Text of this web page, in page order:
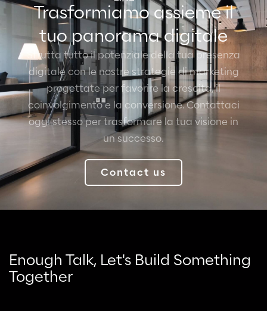
Trasformiamo assieme il
tuo panorama digitale
Sfrutta tutto il potenziale della tua presenza
digitale con le nostre strategie di marketing
progettate per favorire la crescita, il
coinvolgimento e la conversione. Contattaci
oggi stesso per trasformare la tua visione in
un successo.
Contact us
Enough Talk, Let's Build Something
Together